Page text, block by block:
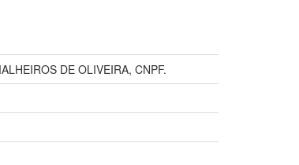
DE OLIVEIRA, CNPF.